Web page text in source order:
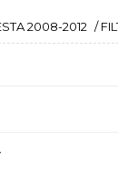
2008-2012 /